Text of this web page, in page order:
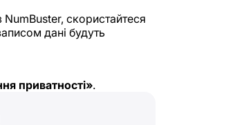
скористайтеся
дані будуть
приватності».